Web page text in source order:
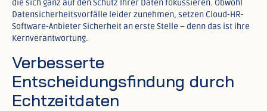
die sich ganz auf den Schutz Ihrer Daten fokussieren. Obwohl
Datensicherheitsvorfälle leider zunehmen, setzen Cloud-HR-
Software-Anbieter Sicherheit an erste Stelle – denn das ist ihre
Kernverantwortung.​
Verbesserte
Entscheidungsfindung durch
Echtzeitdaten